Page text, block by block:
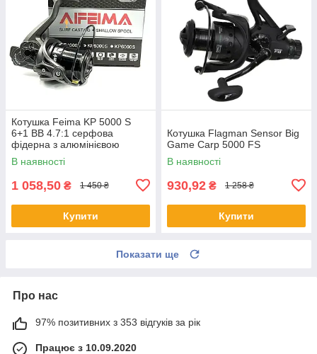
Котушка Feima KP 5000 S
6+1 BB 4.7:1 серфова
фідерна з алюмінієвою
мілкою шпулею для дальніх
закидів
В наявності
1 058,50 ₴ 1 450 ₴
Купити
Котушка Flagman Sensor Big
Game Carp 5000 FS
В наявності
930,92 ₴ 1 258 ₴
Купити
Показати ще
Про нас
97% позитивних з 353 відгуків за рік
Працює з 10.09.2020